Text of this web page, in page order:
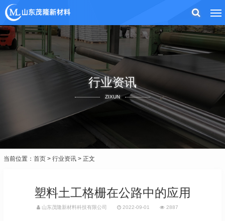
行业资讯
ZIXUN
当前位置： 首页 > 行业资讯 > 正文
塑料土工格栅在公路中的应用
山东茂隆新材料科技有限公司 2022-09-01 2887